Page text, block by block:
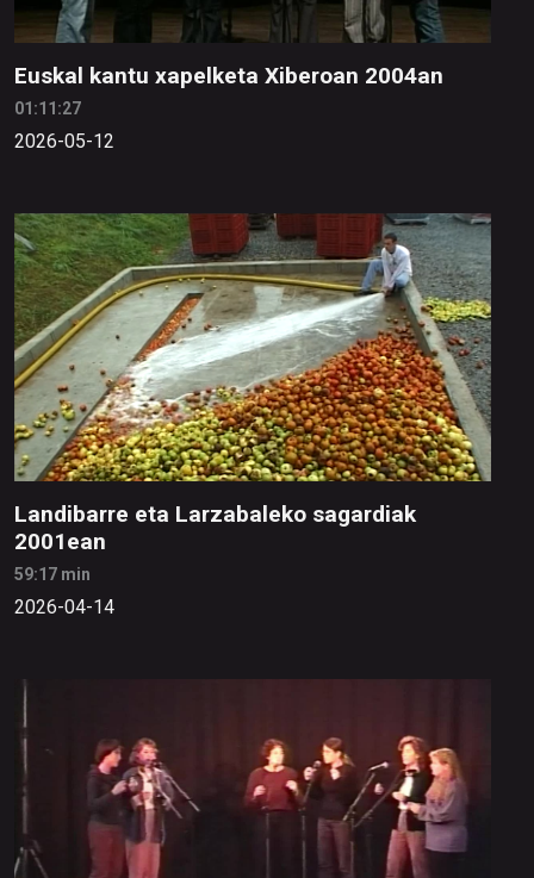
Euskal kantu xapelketa Xiberoan 2004an
01:11:27
2026-05-12
Landibarre eta Larzabaleko sagardiak
2001ean
59:17 min
2026-04-14